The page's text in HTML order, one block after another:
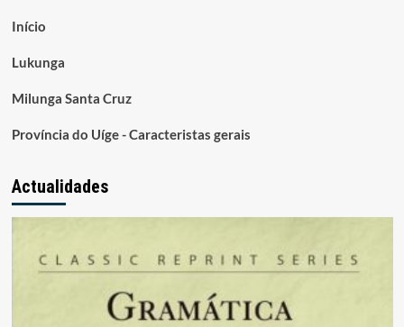
Início
Lukunga
Milunga Santa Cruz
Província do Uíge - Caracteristas gerais
Actualidades